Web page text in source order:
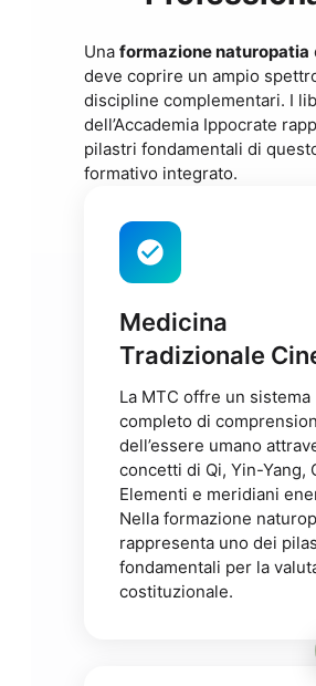
Una formazione naturopatia
deve coprire un ampio
discipline complementari. I
dell’Accademia Ippocrate
pilastri fondamentali di
formativo integrato.
Medicina
Tradizionale
La MTC offre un sistema
completo di
dell’essere umano
concetti di Qi, Yin-Yang,
Elementi e meridiani
Nella formazione
rappresenta uno dei
fondamentali per la
costituzionale.